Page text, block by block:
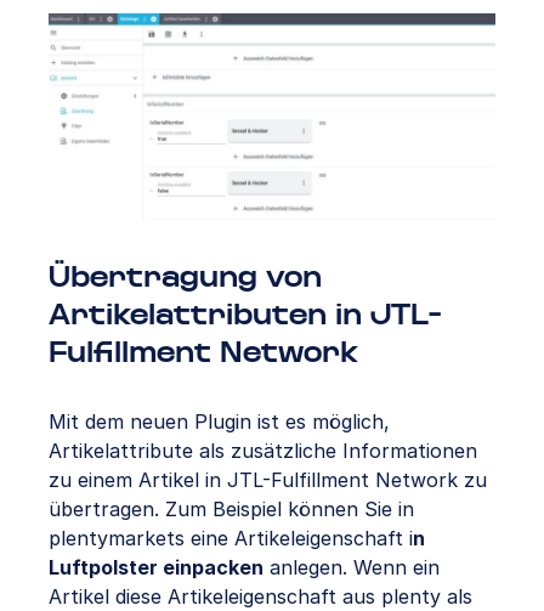
Übertragung von
Artikelattributen in JTL-
Fulfillment Network
Mit dem neuen Plugin ist es möglich,
Artikelattribute als zusätzliche Informationen
zu einem Artikel in JTL-Fulfillment Network zu
übertragen. Zum Beispiel können Sie in
plentymarkets eine Artikeleigenschaft in
Luftpolster einpacken anlegen. Wenn ein
Artikel diese Artikeleigenschaft aus plenty als